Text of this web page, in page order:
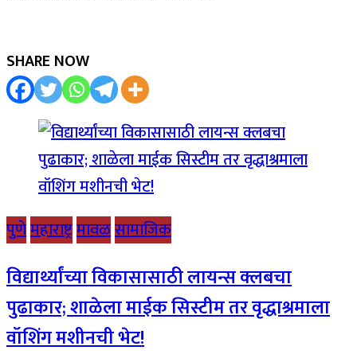
SHARE NOW
पुणेमहाराष्ट्रमावळसामाजिक
विद्यार्थ्यांच्या विकासासाठी लायन्स क्लबचा
पुढाकार; शाळेला माईक सिस्टीम तर वृद्धाश्रमाला
वॉशिंग मशीनची भेट!